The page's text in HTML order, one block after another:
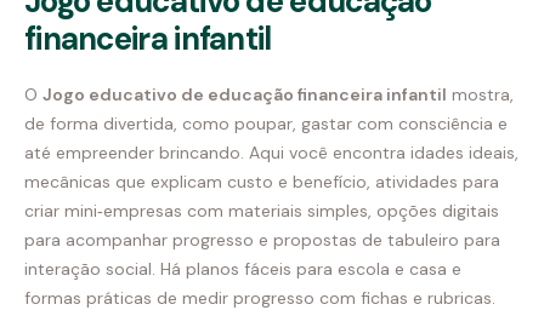
financeira infantil
O Jogo educativo de educação financeira infantil mostra,
de forma divertida, como poupar, gastar com consciência e
até empreender brincando. Aqui você encontra idades ideais,
mecânicas que explicam custo e benefício, atividades para
criar mini‑empresas com materiais simples, opções digitais
para acompanhar progresso e propostas de tabuleiro para
interação social. Há planos fáceis para escola e casa e
formas práticas de medir progresso com fichas e rubricas.